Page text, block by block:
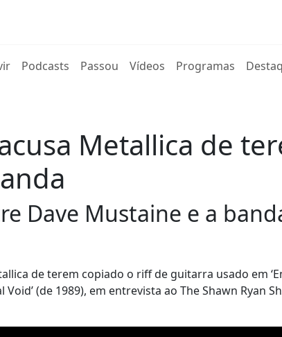
(current)
Podcasts Passou Vídeos Programas
Metallica de
Dave Mustaine e a
de terem copiado o riff de guitarra usado em
(de 1989), em entrevista ao The Shawn Ryan